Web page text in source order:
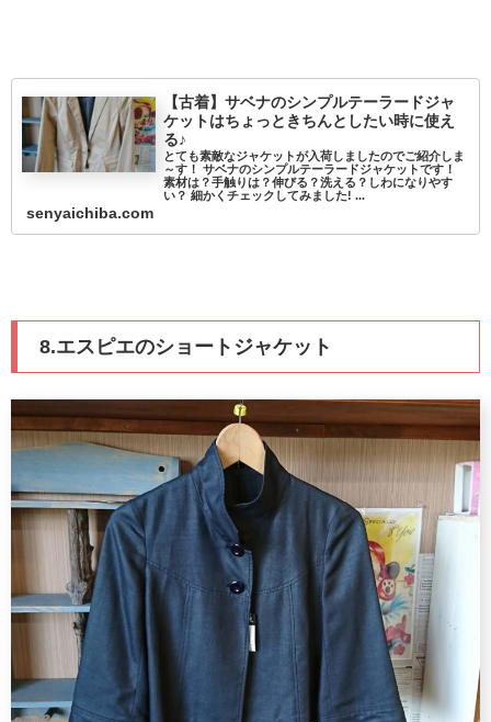
【古着】サベナのシンプルテーラードジャ
ケットはちょっときちんとしたい時に使え
る♪
とても素敵なジャケットが入荷しましたのでご紹介しま
～す！ サベナのシンプルテーラードジャケットです！
素材は？手触りは？伸びる？洗える？しわになりやす
い？ 細かくチェックしてみました! ...
senyaichiba.com
8.エスピエのショートジャケット